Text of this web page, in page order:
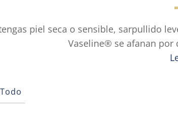
piel seca o sensible, sarpullido
Vaseline® se afanan por